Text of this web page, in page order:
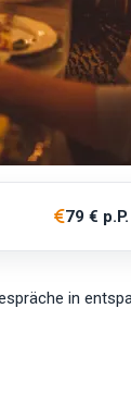
79 € p.P.
in